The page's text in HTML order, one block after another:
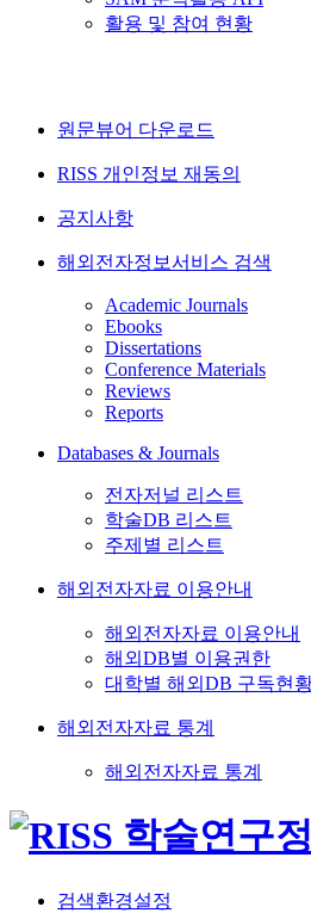
활용 및 참여 현황
원문뷰어 다운로드
RISS 개인정보 재동의
공지사항
해외전자정보서비스 검색
Academic Journals
Ebooks
Dissertations
Conference Materials
Reviews
Reports
Databases & Journals
전자저널 리스트
학술DB 리스트
주제별 리스트
해외전자자료 이용안내
해외전자자료 이용안내
해외DB별 이용권한
대학별 해외DB 구독현
해외전자자료 통계
해외전자자료 통계
검색환경설정